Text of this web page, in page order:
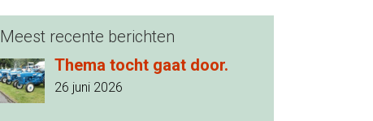
Meest recente berichten
Thema tocht gaat door.
26 juni 2026